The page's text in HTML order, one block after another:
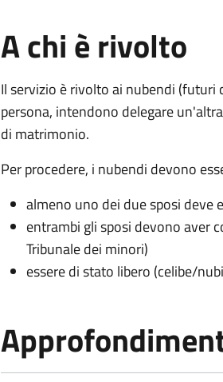
A chi è rivolto
Il servizio è rivolto ai nubendi (futuri
persona, intendono delegare
di matrimonio.
Per procedere, i nubendi devono
almeno uno dei due sposi deve
entrambi gli sposi devono aver
Tribunale dei minori)
essere di stato libero (celibe/